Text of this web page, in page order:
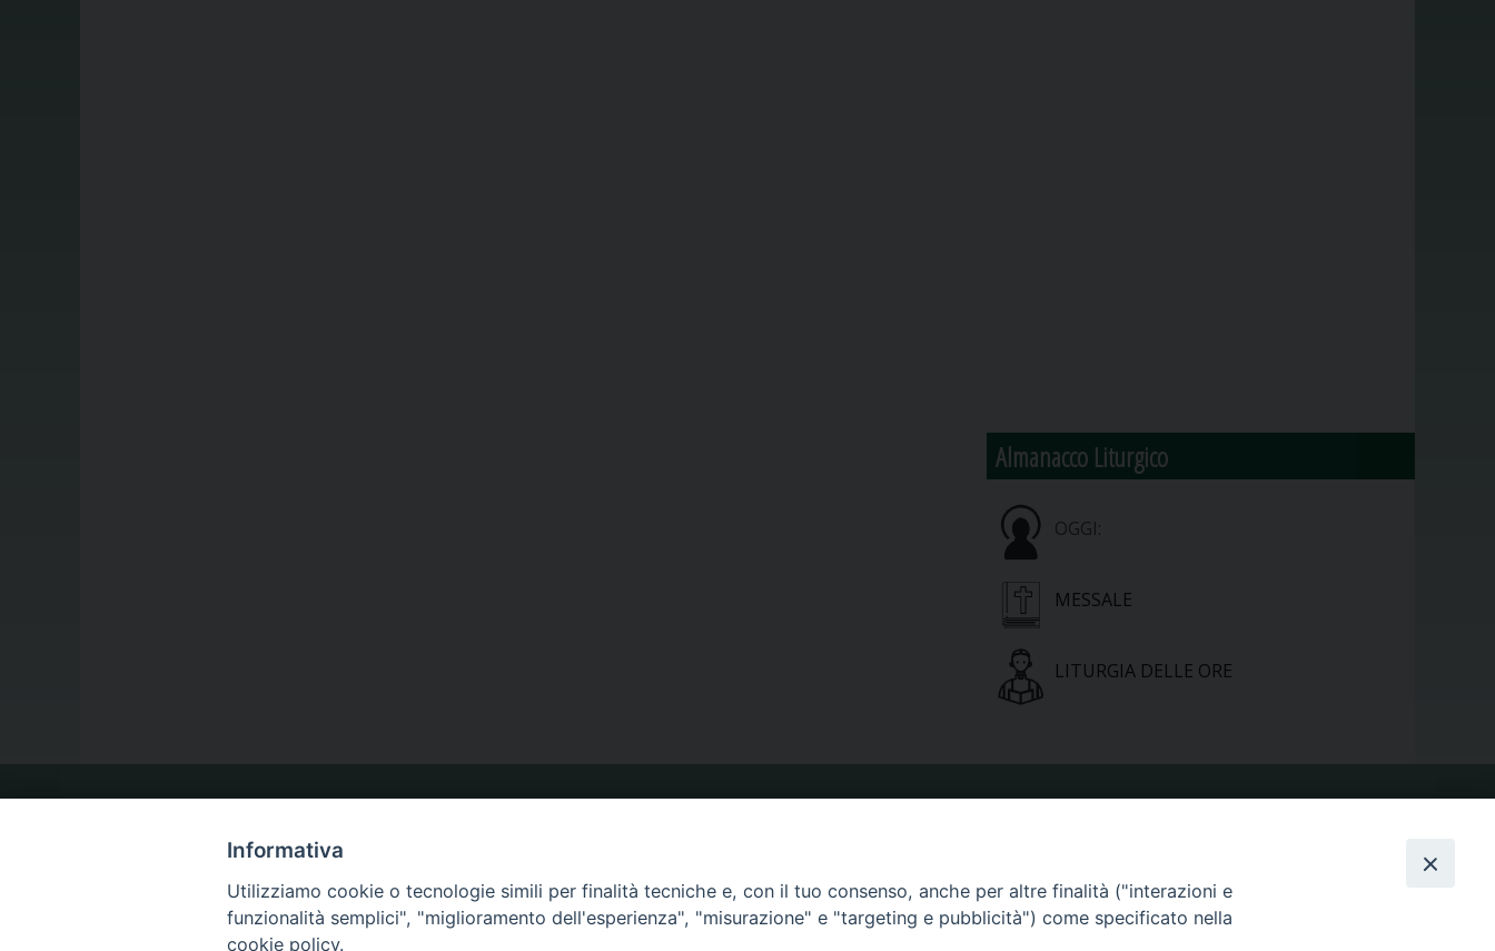
Almanacco Liturgico
OGGI:
MESSALE
LITURGIA DELLE ORE
LA NOSTRA DIOCESI
IL VESCOVO
CALENDARIO PASTORALE
PHOTOGALLERY
Informativa
Utilizziamo cookie o tecnologie simili per finalità tecniche e, con il tuo consenso, anche per altre finalità ("interazioni e
funzionalità semplici", "miglioramento dell'esperienza", "misurazione" e "targeting e pubblicità") come specificato nella
cookie policy.